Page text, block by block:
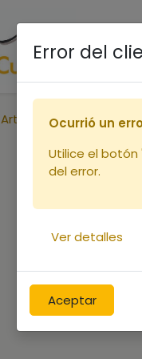
Accueil
Articles Couvre-
Error del
Aceptar
Ocurrió un
Utilice el botón
del error.
Ver detalles